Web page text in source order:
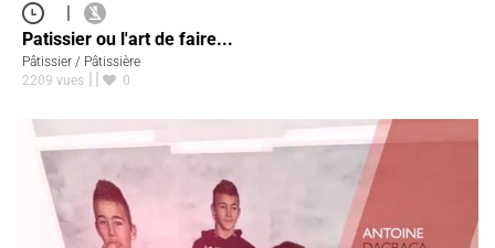
|
Patissier ou l'art de faire...
Pâtissier / Pâtissière
2209 vues
0